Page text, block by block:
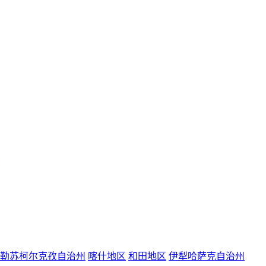
苏柯尔克孜自治州 喀什地区 和田地区 伊犁哈萨克自治州